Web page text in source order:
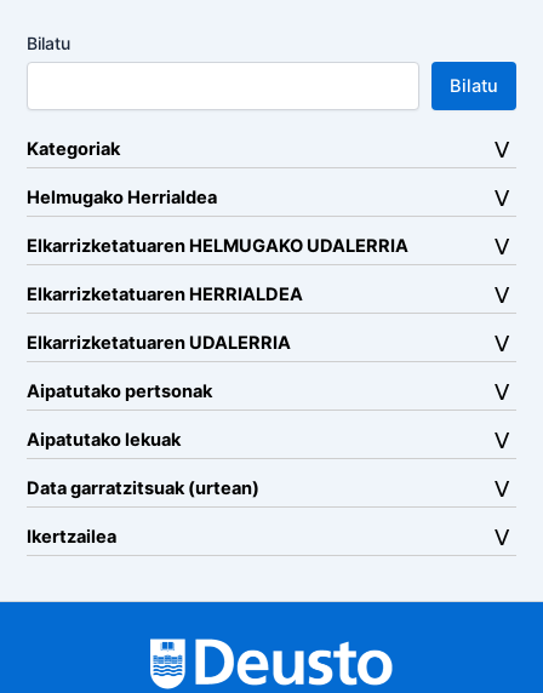
Bilatu
Bilatu
Kategoriak
Helmugako Herrialdea
Elkarrizketatuaren HELMUGAKO UDALERRIA
Elkarrizketatuaren HERRIALDEA
Elkarrizketatuaren UDALERRIA
Aipatutako pertsonak
Aipatutako lekuak
Data garratzitsuak (urtean)
Ikertzailea